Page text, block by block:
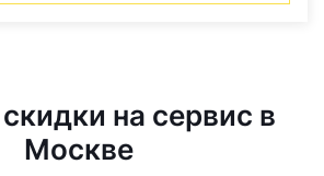
на сервис в
Москве